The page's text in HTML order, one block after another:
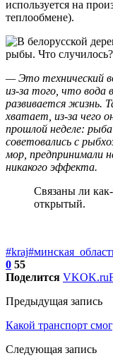
используется на
теплообмене).
— Это технический
из-за того, что вода
развивается жизнь.
хватает, из-за чего
прошлой неделе:
советовались с
мор, предпринимали
никакого эффекта.
Связаны ли
открытый.
#kraj
0 55
Поделится VKOK.ru
Предыдущая запись
Какой транспорт
Следующая запись